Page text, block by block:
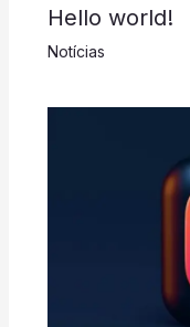
Hello world!
Notícias